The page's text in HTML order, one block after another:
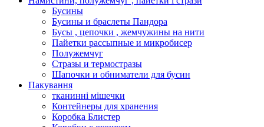
Бусины
Бусины и браслеты Пандора
Бусы , цепочки , жемчужины на нити
Пайетки рассыпные и микробисер
Полужемчуг
Стразы и термостразы
Шапочки и обниматели для бусин
Пакування
тканинні мішечки
Контейнеры для хранения
Коробка Блистер